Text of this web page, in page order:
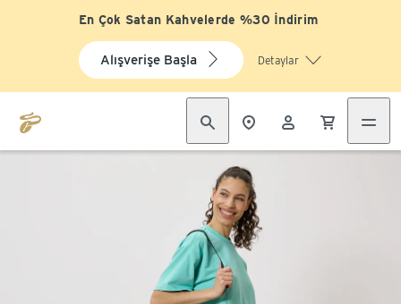
En Çok Satan Kahvelerde %30 İndirim
Alışverişe Başla Detaylar